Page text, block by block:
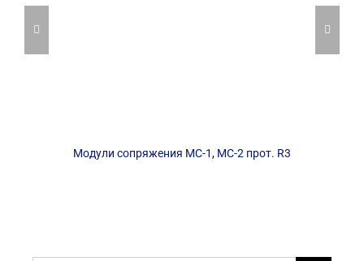
Модули сопряжения МС-1, МС-2 прот. R3